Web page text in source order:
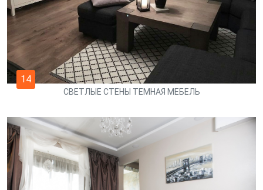
14
СВЕТЛЫЕ СТЕНЫ ТЕМНАЯ МЕБЕЛЬ